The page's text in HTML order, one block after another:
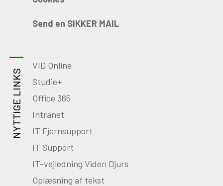
Send en SIKKER MAIL
NYTTIGE LINKS
VID Online
Studie+
Office 365
Intranet
IT Fjernsupport
IT Support
IT-vejledning Viden Djurs
Oplæsning af tekst